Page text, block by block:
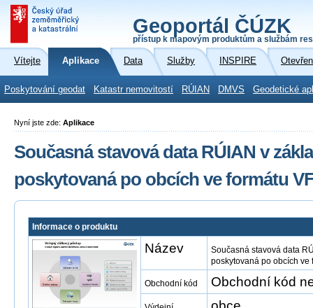
Geoportál ČÚZK
přístup k mapovým produktům a službám
Vítejte Aplikace Data Služby INSPIRE
Poskytování geodat Katastr nemovitostí RÚIAN DMVS Geodetické
Nyní jste zde: Aplikace
Současná stavová data RÚIAN v
poskytovaná po obcích ve formátu
Informace o produktu
Název
Současná stavová data
poskytovaná po obcích ve
Obchodní kód Obchodní kód